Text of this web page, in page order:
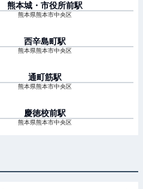
熊本城・市役所前駅
熊本県熊本市中央区
西辛島町駅
熊本県熊本市中央区
通町筋駅
熊本県熊本市中央区
慶徳校前駅
熊本県熊本市中央区